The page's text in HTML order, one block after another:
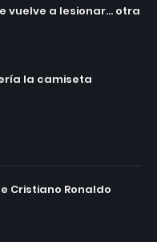
vuelve a lesionar... otra
la camiseta
Cristiano Ronaldo